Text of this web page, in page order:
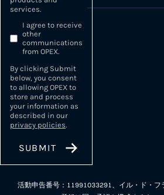
services.
I agree to receive
other
communications
from OPEX.
By clicking Submit
below, you consent
to allowing OPEX to
store and process
your information as
described in our
privacy policies.
活動申告番号：11991033291、イル・ド・フ